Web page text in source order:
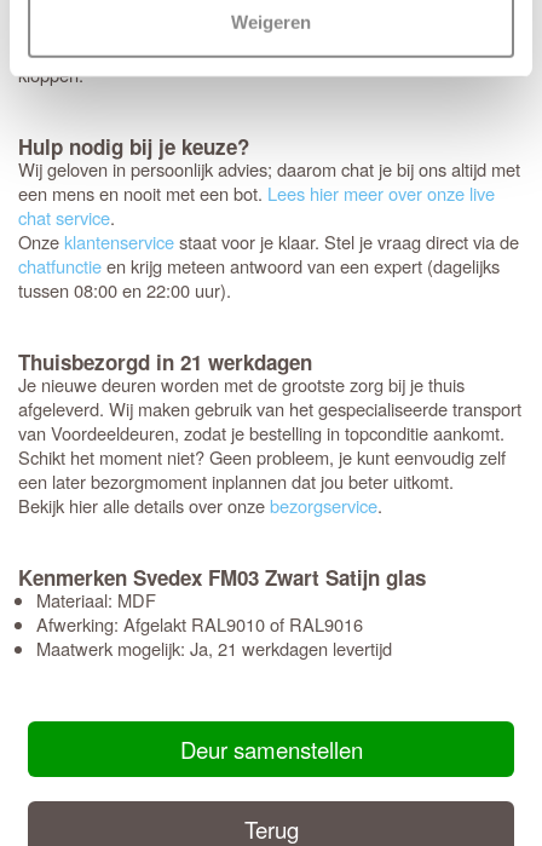
Weigeren
Controleer
keerextra goedof de afmetingen, kleur en uitvoering helemaal
kloppen.
Hulp nodig bij je keuze?
Wij geloven in persoonlijk advies; daarom chat je bij ons altijd met
een mens en nooit met een bot. Lees hier meer over onze live
chat service.
Onzeklantenservicestaat voor je klaar. Stel je vraag direct via de
chatfunctieen krijg meteen antwoord van een expert (dagelijks
tussen 08:00 en 22:00 uur).
Thuisbezorgd in 21 werkdagen
Je nieuwe deuren worden met de grootste zorg bij je thuis
afgeleverd. Wij maken gebruik van het gespecialiseerde transport
van Voordeeldeuren, zodat je bestelling in topconditie aankomt.
Schikt het moment niet? Geen probleem, je kunt eenvoudig zelf
een later bezorgmoment inplannen dat jou beter uitkomt.
Bekijk hier alle details over onzebezorgservice.
Kenmerken Svedex FM03 Zwart Satijn glas
Materiaal: MDF
Afwerking: Afgelakt RAL9010 of RAL9016
Maatwerk mogelijk: Ja, 21 werkdagen levertijd
Deur samenstellen
Terug